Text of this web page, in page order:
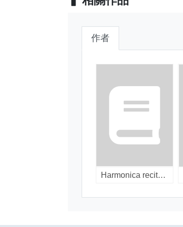
作者
Harmonica recital [LP].